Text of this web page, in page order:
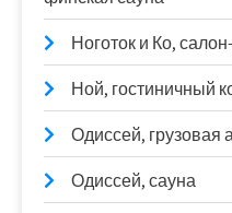
Ноготок и Ко,
Ной, гостиничный
Одиссей, грузовая
Одиссей, сауна